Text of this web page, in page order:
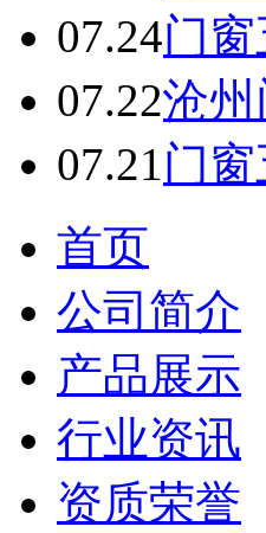
07.24门
07.22沧
07.21门
首页
公司简介
产品展示
行业资讯
资质荣誉